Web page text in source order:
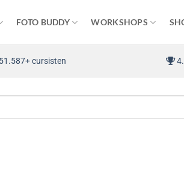
FOTO BUDDY WORKSHOPS
51.587+ cursisten